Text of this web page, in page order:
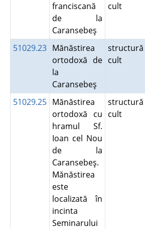
franciscană
de la
Caransebeş
cult
51029.23 Mănăstirea
ortodoxă de
la
Caransebeş
cult
51029.25 Mănăstirea
ortodoxă cu
hramul Sf.
Ioan cel Nou
de la
Caransebeş.
Mănăstirea
este
localizată în
incinta
Seminarului
cult